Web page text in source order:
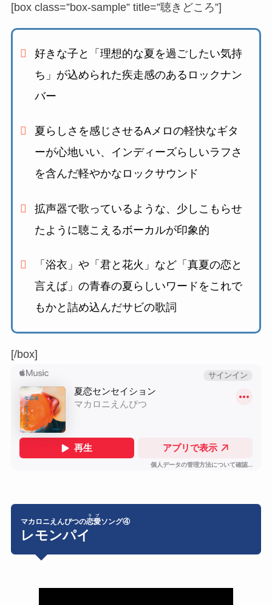
[box class=”box-sample” title=”聴きどころ”]
好きな子と「理想的な夏を過ごしたい気持
ち」が込められた疾走感のあるロックナン
バー
夏らしさを感じさせるAメロの軽快なギタ
ーが心地いい、
インディーズらしいラフさ
を含んだ軽やかなロックサウンド
拡声器で歌っているような、少しこもらせ
たように聴こえるボーカルが印象的
「浴衣」や「君と花火」など「真夏の恋と
言えば」の青春の夏らしいワードをこれで
もかと詰め込んだサビの歌詞
[/box]
マカロニえんぴつの恋愛
ラブ
ソング④
レモンパイ